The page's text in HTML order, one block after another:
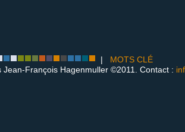
| MOTS CLÉ
Jean-François Hagenmuller ©2011. Contact :